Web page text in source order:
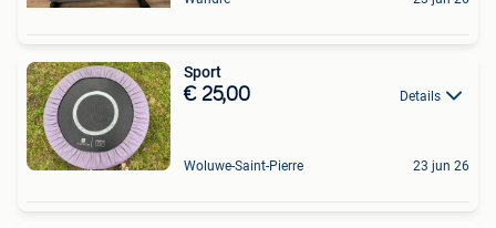
Sport
€ 25,00 Details
Woluwe-Saint-Pierre 23 jun 26